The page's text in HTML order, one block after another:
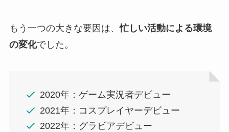
もう一つの大きな要因は、忙しい活動による環境
の変化でした。
2020年：ゲーム実況者デビュー
2021年：コスプレイヤーデビュー
2022年：グラビアデビュー